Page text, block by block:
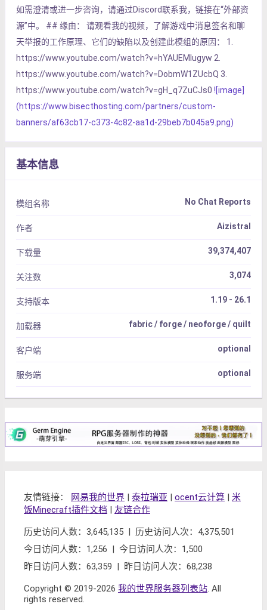
如需澄清或进一步咨询，请通过Discord联系我，链接在“外部资
源”中。 ## 缘由： 请观看我的视频，了解游戏中消息签名和聊
天举报的工作原理、它们的缺陷以及创建此模组的原因： 1.
https://www.youtube.com/watch?v=hYAUEMlugyw 2.
https://www.youtube.com/watch?v=DobmW1ZUcbQ 3.
https://www.youtube.com/watch?v=gH_q7ZuCJs0 ![image]
(https://www.bisecthosting.com/partners/custom-
banners/af63cb17-c373-4c82-aa1d-29beb7b045a9.png)
基本信息
模组名称 No Chat Reports
作者 Aizistral
下载量 39,374,407
关注数 3,074
支持版本 1.19 - 26.1
加载器 fabric / forge / neoforge / quilt
客户端 optional
服务端 optional
友情链接： 网易我的世界 | 泰拉瑞亚 | ocent云计算 | 米
饭Minecraft插件文档 | 友链合作
历史访问人数：3,645,135 | 历史访问人次：4,375,501
今日访问人数：1,256 | 今日访问人次：1,500
昨日访问人数：63,359 | 昨日访问人次：68,238
Copyright © 2019-2026 我的世界服务器列表站. All
rights reserved.